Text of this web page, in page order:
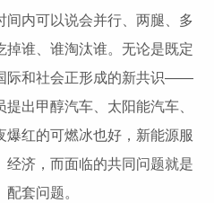
间内可以说会并行、两腿、多
谁、谁淘汰谁。无论是既定
际和社会正形成的新共识——
出甲醇汽车、太阳能汽车、
红的可燃冰也好，新能源服
经济，而面临的共同问题就是
套问题。